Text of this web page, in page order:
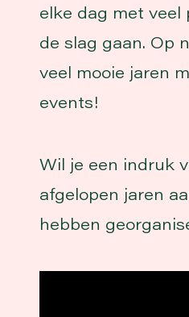
elke dag met veel
de slag gaan. Op
veel mooie jaren
events!
Wil je een indruk
afgelopen jaren
hebben